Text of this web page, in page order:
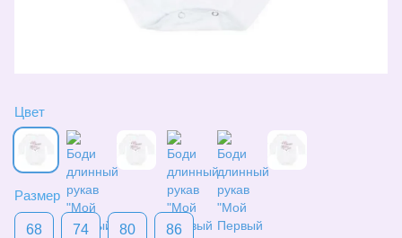
Цвет
Размер
68 74 80 86